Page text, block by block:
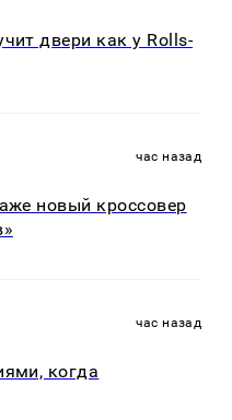
двери как у Rolls-
час назад
новый кроссовер
час назад
когда